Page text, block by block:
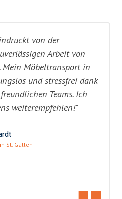
von der
Arbeit von
Mein Möbeltransport in
und stressfrei dank
Teams. Ich
weiterempfehlen!"
St. Gallen